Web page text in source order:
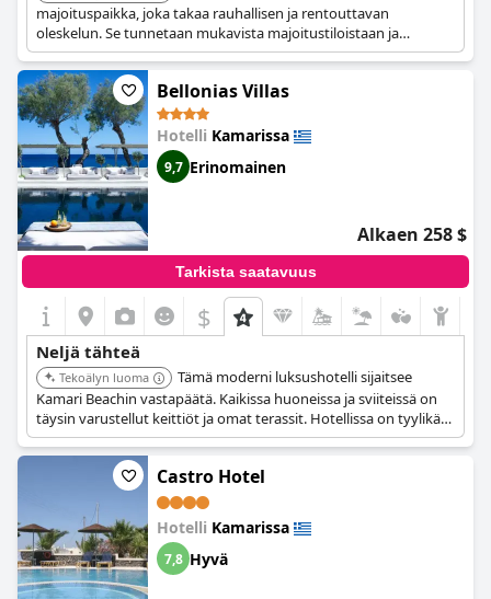
majoituspaikka, joka takaa rauhallisen ja rentouttavan
oleskelun. Se tunnetaan mukavista majoitustiloistaan ja
henkilökohtaisesta palvelustaan.
Bellonias Villas
Hotelli Kamarissa
9,7 Erinomainen
Alkaen 258 $
Tarkista saatavuus
$
Neljä tähteä
Tekoälyn luoma
Tämä moderni luksushotelli sijaitsee
Kamari Beachin vastapäätä. Kaikissa huoneissa ja sviiteissä on
täysin varustellut keittiöt ja omat terassit. Hotellissa on tyylikäs
uima-allas ja poreallas, palkittu ravintola, yksityinen ranta-alue ja
pieni wellness-keskus.
Castro Hotel
Hotelli Kamarissa
7,8 Hyvä